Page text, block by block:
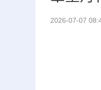
2026-07-07